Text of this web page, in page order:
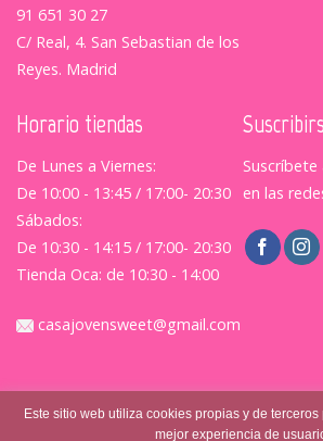
91 651 30 27
C/ Real, 4. San Sebastian de los
Reyes. Madrid
Horario tiendas
De Lunes a Viernes:
De 10:00 - 13:45 / 17:00- 20:30
Sábados:
De 10:30 - 14:15 / 17:00- 20:30
Tienda Oca: de 10:30 - 14:00
en las
casajovensweet@gmail.com
Este sitio web utiliza cookies propias y de
mejor experiencia de